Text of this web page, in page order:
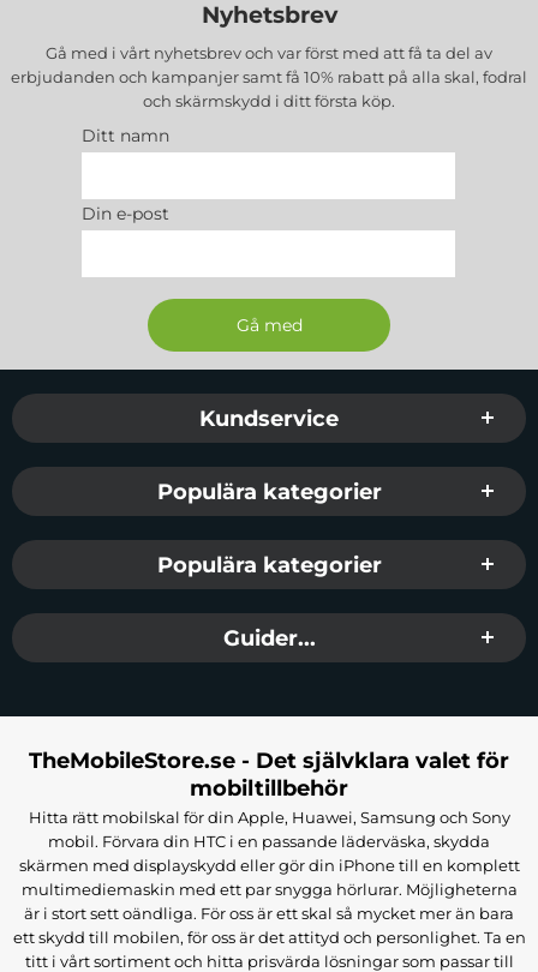
Nyhetsbrev
Gå med i vårt nyhetsbrev och var först med att få ta del av
erbjudanden och kampanjer samt få 10% rabatt på alla skal, fodral
och skärmskydd i ditt första köp.
Ditt namn
Din e-post
Sidfot Blandad info och länkar
Kundservice
Populära kategorier
Populära kategorier
Guider...
TheMobileStore.se - Det självklara valet för
mobiltillbehör
Hitta rätt mobilskal för din Apple, Huawei, Samsung och Sony
mobil. Förvara din HTC i en passande läderväska, skydda
skärmen med displayskydd eller gör din iPhone till en komplett
multimediemaskin med ett par snygga hörlurar. Möjligheterna
är i stort sett oändliga. För oss är ett skal så mycket mer än bara
ett skydd till mobilen, för oss är det attityd och personlighet. Ta en
titt i vårt sortiment och hitta prisvärda lösningar som passar till